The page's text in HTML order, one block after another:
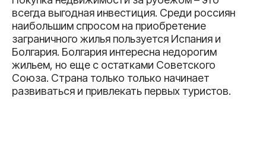
всегда выгодная инвестиция. Среди россиян
наибольшим спросом на приобретение
заграничного жилья пользуется Испания и
Болгария. Болгария интересна недорогим
жильем, но еще с остатками Советского
Союза. Страна только только начинает
развиваться и привлекать первых туристов.